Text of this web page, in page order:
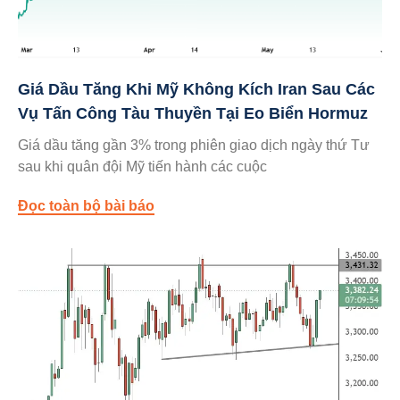
Giá Dầu Tăng Khi Mỹ Không Kích Iran Sau Các
Vụ Tấn Công Tàu Thuyền Tại Eo Biển Hormuz
Giá dầu tăng gần 3% trong phiên giao dịch ngày thứ Tư
sau khi quân đội Mỹ tiến hành các cuộc
Đọc toàn bộ bài báo